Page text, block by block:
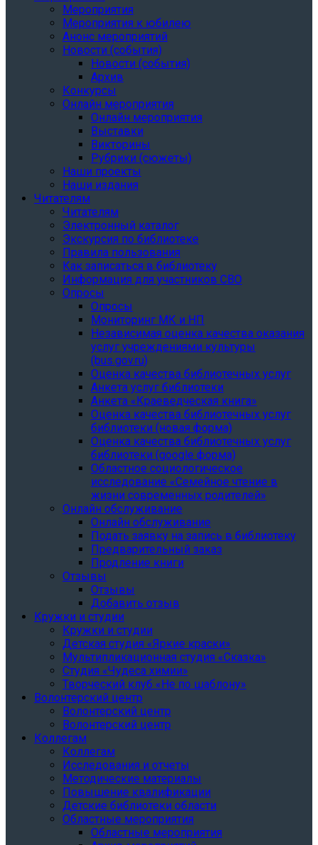
Мероприятия
Мероприятия к юбилею
Анонс мероприятий
Новости (события)
Новости (события)
Архив
Конкурсы
Онлайн мероприятия
Онлайн мероприятия
Выставки
Викторины
Рубрики (сюжеты)
Наши проекты
Наши издания
Читателям
Читателям
Электронный каталог
Экскурсия по библиотеке
Правила пользования
Как записаться в библиотеку
Информация для участников СВО
Опросы
Опросы
Мониторинг МК и НП
Независимая оценка качества оказания
услуг учреждениями культуры
(bus.gov.ru)
Оценка качества библиотечных услуг
Анкета услуг библиотеки
Анкета «Краеведческая книга»
Oценка качества библиотечных услуг
библиотеки (новая форма)
Oценка качества библиотечных услуг
библиотеки (google форма)
Областное социологическое
исследование «Семейное чтение в
жизни современных родителей»
Онлайн обслуживание
Онлайн обслуживание
Подать заявку на запись в библиотеку
Предварительный заказ
Продление книги
Отзывы
Отзывы
Добавить отзыв
Кружки и студии
Кружки и студии
Детская студия «Яркие краски»
Мультипликационная студия «Сказка»
Студия «Чудеса химии»
Творческий клуб «Не по шаблону»
Волонтерский центр
Волонтерский центр
Волонтерский центр
Коллегам
Коллегам
Исследования и отчеты
Методические материалы
Повышение квалификации
Детские библиотеки области
Областные мероприятия
Областные мероприятия